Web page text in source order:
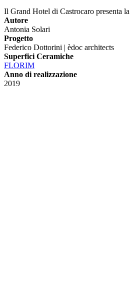
Il Grand Hotel di Castrocaro presenta
Autore
Antonia Solari
Progetto
Federico Dottorini | èdoc architects
Superfici Ceramiche
FLORIM
Anno di realizzazione
2019